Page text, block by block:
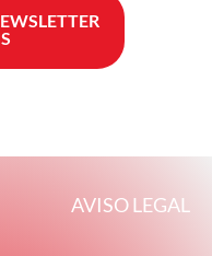
AVISO LEGAL